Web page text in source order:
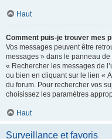
Haut
Comment puis-je trouver mes
Vos messages peuvent être
messages » dans le panneau
« Rechercher les messages de
ou bien en cliquant sur le lien «
du forum. Pour rechercher vos
choisissez les paramètres
Haut
Surveillance et favoris